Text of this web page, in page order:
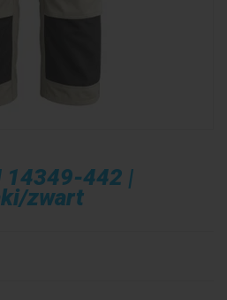
14349-442 |
zwart